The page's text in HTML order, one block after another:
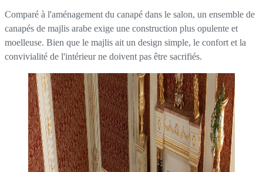
Comparé à l'aménagement du canapé dans le salon, un ensemble de
canapés de majlis arabe exige une construction plus opulente et
moelleuse. Bien que le majlis ait un design simple, le confort et la
convivialité de l'intérieur ne doivent pas être sacrifiés.